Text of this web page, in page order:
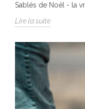
Sablés de Noël - la
Lire la suite